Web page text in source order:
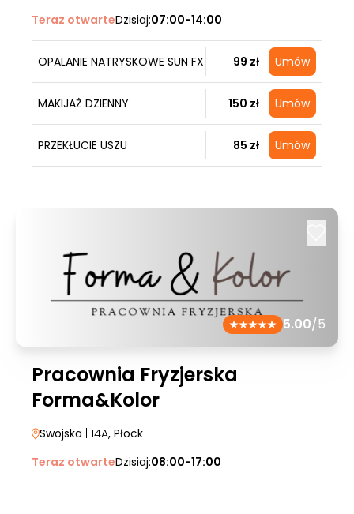
Teraz otwarteDzisiaj:07:00-14:00
OPALANIE NATRYSKOWE SUN FX 99 zł Umów
MAKIJAŻ DZIENNY 150 zł Umów
PRZEKŁUCIE USZU 85 zł Umów
5.00/5
Pracownia Fryzjerska
Forma&Kolor
Swojska | 14A, Płock
Teraz otwarteDzisiaj:08:00-17:00